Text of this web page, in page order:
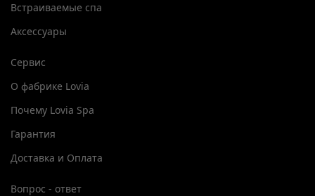
Встраиваемые спа
Аксессуары
Сервис
О фабрике Lovia
Почему Lovia Spa
Гарантия
Доставка и Оплата
Вопрос - ответ